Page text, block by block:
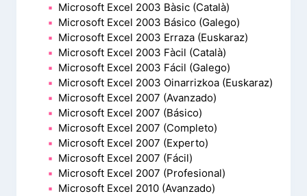
Microsoft Excel 2003 Bàsic (Català)
Microsoft Excel 2003 Básico (Galego)
Microsoft Excel 2003 Erraza (Euskaraz)
Microsoft Excel 2003 Fàcil (Català)
Microsoft Excel 2003 Fácil (Galego)
Microsoft Excel 2003 Oinarrizkoa (Euskaraz)
Microsoft Excel 2007 (Avanzado)
Microsoft Excel 2007 (Básico)
Microsoft Excel 2007 (Completo)
Microsoft Excel 2007 (Experto)
Microsoft Excel 2007 (Fácil)
Microsoft Excel 2007 (Profesional)
Microsoft Excel 2010 (Avanzado)